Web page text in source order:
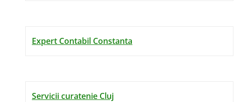
Expert Contabil Constanta
Servicii curatenie Cluj